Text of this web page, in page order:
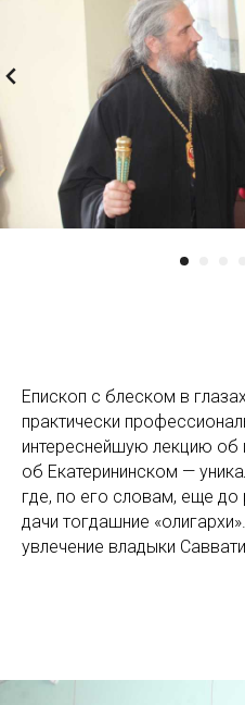
Епископ с блеском в
практически
интереснейшую лекцию об
об Екатерининском —
где, по его словам, еще
дачи тогдашние
увлечение владыки